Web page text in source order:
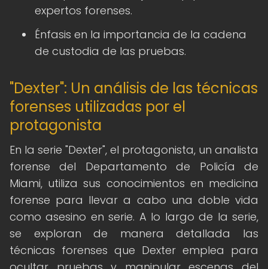
expertos forenses.
Énfasis en la importancia de la cadena
de custodia de las pruebas.
"Dexter": Un análisis de las técnicas
forenses utilizadas por el
protagonista
En la serie "Dexter", el protagonista, un analista
forense del Departamento de Policía de
Miami, utiliza sus conocimientos en medicina
forense para llevar a cabo una doble vida
como asesino en serie. A lo largo de la serie,
se exploran de manera detallada las
técnicas forenses que Dexter emplea para